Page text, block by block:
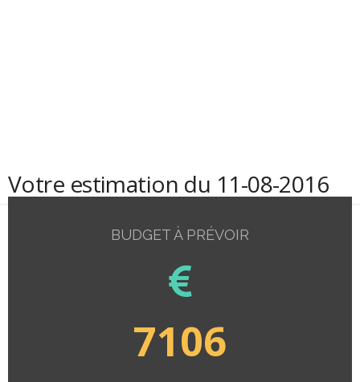
Votre estimation du 11-08-2016
BUDGET À PRÉVOIR
7106